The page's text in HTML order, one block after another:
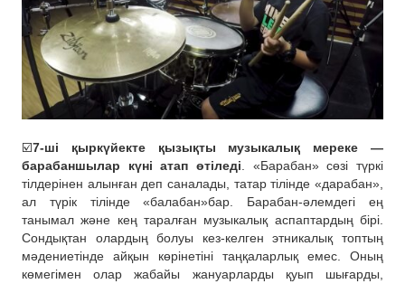
☑️7-ші қыркүйекте қызықты музыкалық мереке —
барабаншылар күні атап өтіледі . «Барабан» сөзі түркі
тілдерінен алынған деп саналады, татар тілінде «дарабан»,
ал түрік тілінде «балабан»бар. Барабан-әлемдегі ең
танымал және кең таралған музыкалық аспаптардың бірі.
Сондықтан олардың болуы кез-келген этникалық топтың
мәдениетінде айқын көрінетіні таңқаларлық емес. Оның
көмегімен олар жабайы жануарларды қуып шығарды,